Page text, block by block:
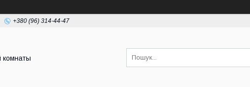
+380 (96) 314-44-47
комнаты